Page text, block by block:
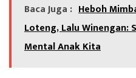
Baca Juga : Heboh
Loteng, Lalu Winengan:
Mental Anak Kita